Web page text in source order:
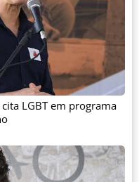
LGBT em programa